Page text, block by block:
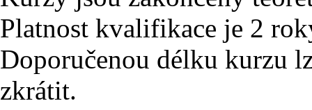
Platnost kvalifikace je 2
Doporučenou délku kurzu
zkrátit.